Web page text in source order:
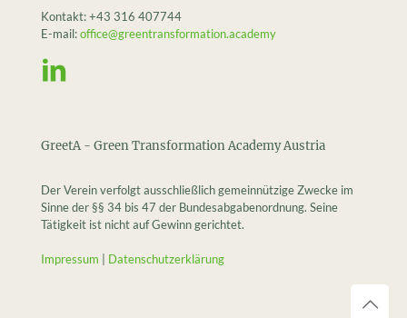
Kontakt:+43 316 407744
E-mail:office@greentransformation.academy
GreetA - Green Transformation Academy Austria
Der Verein verfolgt ausschließlich gemeinnützige Zwecke im
Sinne der §§ 34 bis 47 der Bundesabgabenordnung. Seine
Tätigkeit ist nicht auf Gewinn gerichtet.
Impressum Datenschutzerklärung